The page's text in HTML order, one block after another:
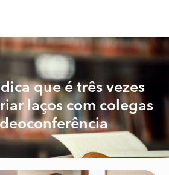
que é três vezes
laços com colegas